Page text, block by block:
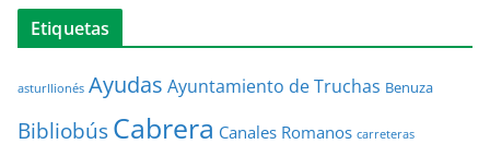
Etiquetas
asturllionés Ayudas Ayuntamiento de Truchas Benuza
BibliobúsCabrera Canales Romanos carreteras